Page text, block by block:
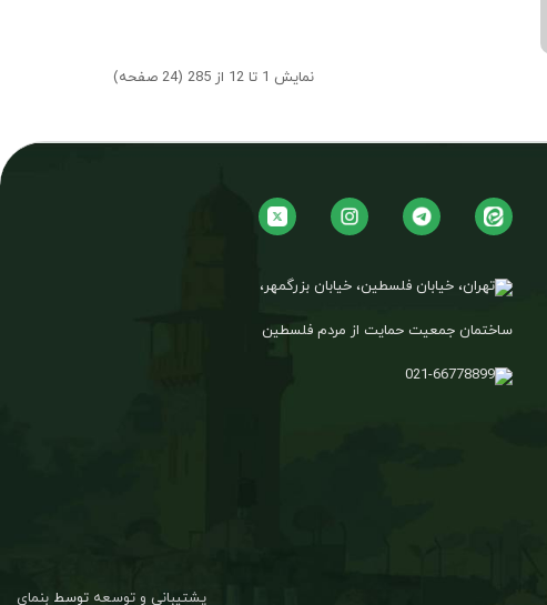
نمایش 1 تا 12 از 285 (24 صفحه)
تهران، خیابان فلسطین، خیابان بزرگمهر،
ساختمان جمعیت حمایت از مردم فلسطین
021-66778899
پشتیبانی و توسعه توسط بنمای